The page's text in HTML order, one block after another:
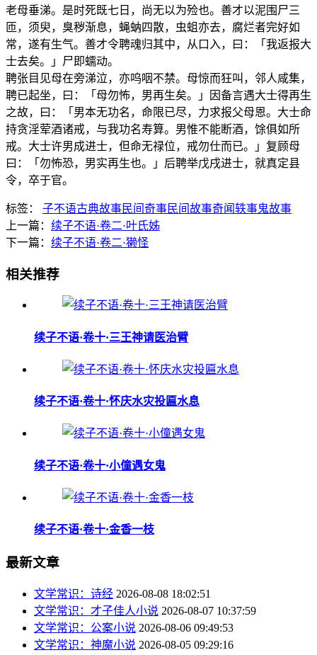
老母垂涕。是时死既七日，尚无以为殓也。善才以泥围尸三
匝，须臾，臭秽渐息，蝇蚋四散，虫蛆亦去，腐烂者完好如
常，遂有生气。善才令聘魂归其中，从口入，曰：「我返报大
士去矣。」尸即蠕动。
聘张目见母在旁涕泣，亦呜咽不禁。母惊而狂叫，邻人咸集，
聘已起坐，曰：「母勿怖，男再生矣。」因备言遇大士得再生
之故，曰：「男本无功名，命限已尽，力求报父母恩。大士命
持贪淫荤酒诸戒，与我功名寿算。男惟不能断酒，馀俱如所
戒。大士许男成进士，但命无禄位，戒勿仕而已。」复顾母
曰：「勿怖恐，男实再生也。」后聘举戊戌进士，就真定县
令，卒于官。
标签： 子不语古典故事民间奇事民间故事奇闻轶事鬼故事
上一篇： 续子不语·卷二·叶氏姊
下一篇： 续子不语·卷二·獭怪
相关推荐
续子不语·卷十·三王神请医治臂
续子不语·卷十·怀庆水灾投匾水息
续子不语·卷十·小僮遇女鬼
续子不语·卷十·金香一枝
最新文章
文学常识：诗经 2026-08-08 18:02:51
文学常识：才子佳人小说 2026-08-07 10:37:59
文学常识：公案小说 2026-08-06 09:49:53
文学常识：神魔小说 2026-08-05 09:29:16